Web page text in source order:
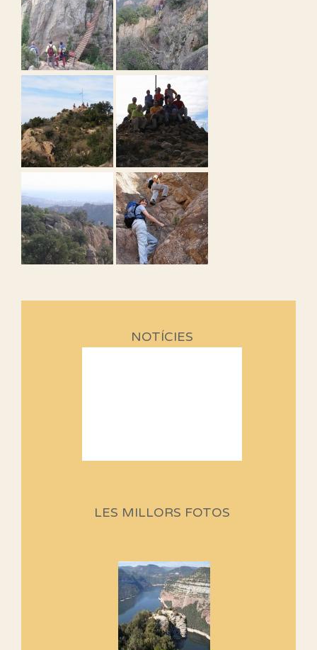
NOTÍCIES
Aquí teniu la primera part de la
Si no podem caminar, alguna
cosa hem de fer...
Els Centpeus signen el
Manifest a favor dels Camins
LES MILLORS FOTOS